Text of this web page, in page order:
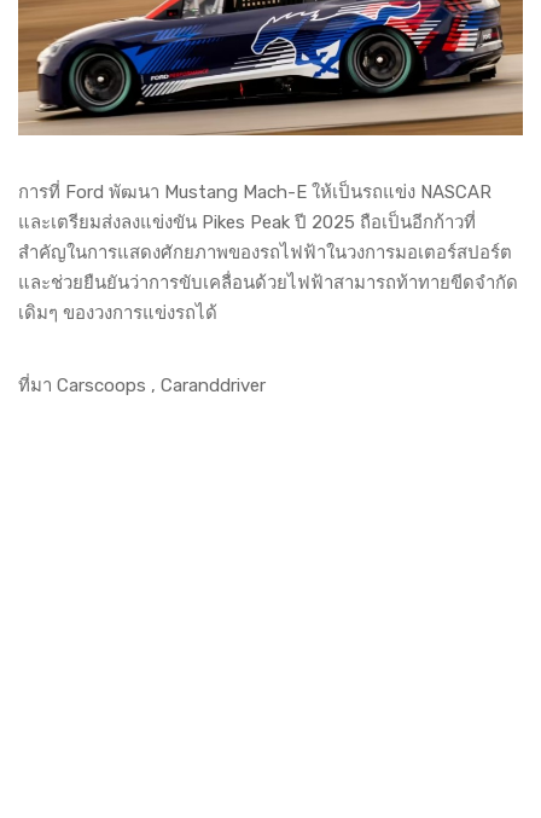
การที่ Ford พัฒนา Mustang Mach-E ให้เป็นรถแข่ง NASCAR
และเตรียมส่งลงแข่งขัน Pikes Peak ปี 2025 ถือเป็นอีกก้าวที่
สำคัญในการแสดงศักยภาพของรถไฟฟ้าในวงการมอเตอร์สปอร์ต
และช่วยยืนยันว่าการขับเคลื่อนด้วยไฟฟ้าสามารถท้าทายขีดจำกัด
เดิมๆ ของวงการแข่งรถได้
ที่มา Carscoops , Caranddriver